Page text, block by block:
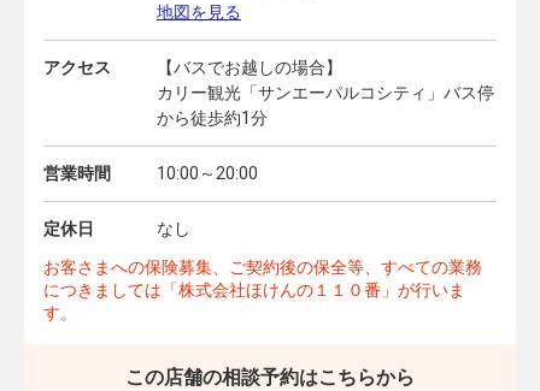
地図を見る
アクセス
【バスでお越しの場合】
カリー観光「サンエーパルコシティ」バス停
から徒歩約1分
営業時間 10:00～20:00
定休日
なし
お客さまへの保険募集、ご契約後の保全等、すべての業務
につきましては「株式会社ほけんの１１０番」が行いま
す。
この店舗の相談予約はこちらから